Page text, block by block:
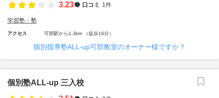
3.23
口コミ 1件
学習塾・塾
アクセス 可部駅から1.3km （徒歩16分）
個別指導塾ALL-up可部教室のオーナー様ですか？
個別塾ALL-up 三入校